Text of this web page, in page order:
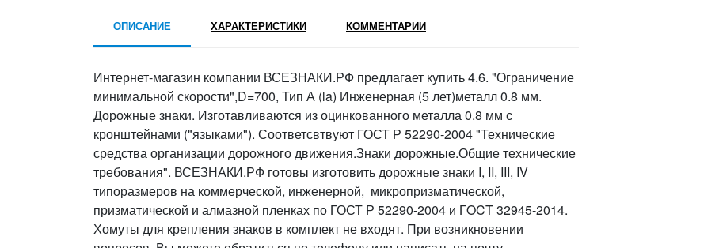
ОПИСАНИЕ ХАРАКТЕРИСТИКИ КОММЕНТАРИИ
Интернет-магазин компании ВСЕЗНАКИ.РФ предлагает купить 4.6. "Ограничение
минимальной скорости",D=700, Тип А (la) Инженерная (5 лет)металл 0.8 мм.
Дорожные знаки. Изготавливаются из оцинкованного металла 0.8 мм с
кронштейнами ("языками"). Соответсвтвуют ГОСТ Р 52290-2004 "Технические
средства организации дорожного движения.Знаки дорожные.Общие технические
требования". ВСЕЗНАКИ.РФ готовы изготовить дорожные знаки I, II, III, IV
типоразмеров на коммерческой, инженерной, микропризматической,
призматической и алмазной пленках по ГОСТ Р 52290-2004 и ГOCT 32945-2014.
Хомуты для крепления знаков в комплект не входят. При возникновении